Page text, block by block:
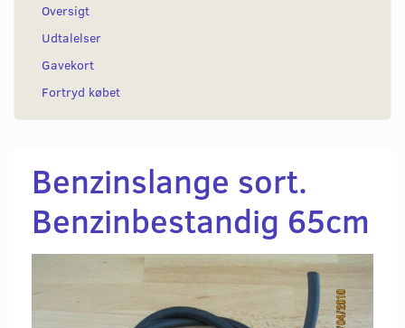
Oversigt
Udtalelser
Gavekort
Fortryd købet
Benzinslange sort.
Benzinbestandig 65cm